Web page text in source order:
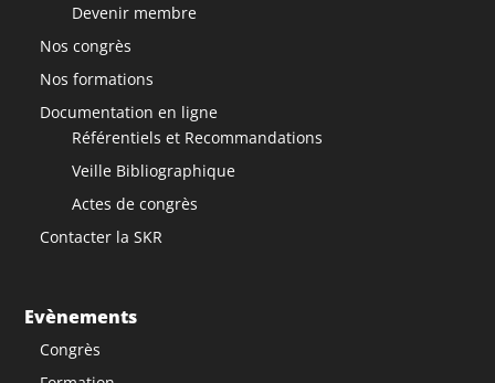
Devenir membre
Nos congrès
Nos formations
Documentation en ligne
Référentiels et Recommandations
Veille Bibliographique
Actes de congrès
Contacter la SKR
Evènements
Congrès